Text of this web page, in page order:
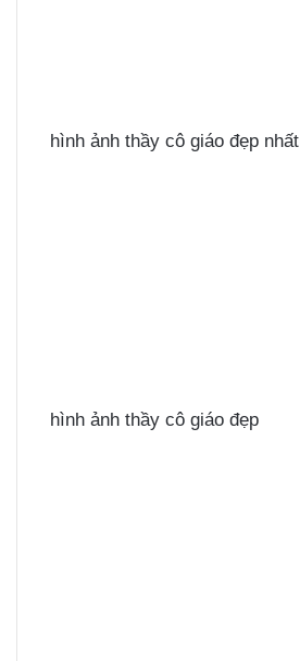
hình ảnh thầy cô giáo đẹp nhất
hình ảnh thầy cô giáo đẹp